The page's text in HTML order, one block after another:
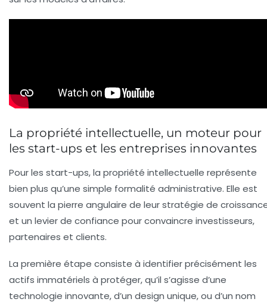
La propriété intellectuelle, un moteur pour
les start-ups et les entreprises innovantes
Pour les start-ups, la propriété intellectuelle représente
bien plus qu’une simple formalité administrative. Elle est
souvent la pierre angulaire de leur stratégie de
et un levier de confiance pour convaincre investisseurs,
partenaires et clients.
La première étape consiste à identifier précisément les
actifs immatériels à protéger, qu’il s’agisse d’une
technologie innovante, d’un design unique, ou d’un nom